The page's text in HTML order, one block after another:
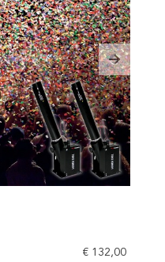
Next
€ 132,00